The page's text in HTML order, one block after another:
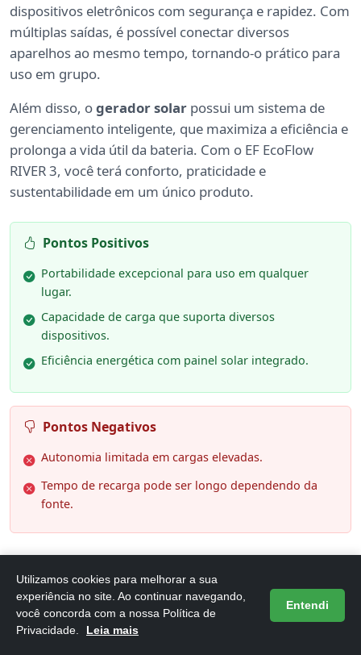
dispositivos eletrônicos com segurança e rapidez. Com
múltiplas saídas, é possível conectar diversos
aparelhos ao mesmo tempo, tornando-o prático para
uso em grupo.
Além disso, ogerador solar possui um sistema de
gerenciamento inteligente, que maximiza a eficiência e
prolonga a vida útil da bateria. Com o EF EcoFlow
RIVER 3, você terá conforto, praticidade e
sustentabilidade em um único produto.
Pontos Positivos
Portabilidade excepcional para uso em qualquer
lugar.
Capacidade de carga que suporta diversos
dispositivos.
Eficiência energética com painel solar integrado.
Pontos Negativos
Autonomia limitada em cargas elevadas.
Tempo de recarga pode ser longo dependendo da
fonte.
6. Gerador de Energia Solar Portatil,
Utilizamos cookies para melhorar a sua
experiência no site. Ao continuar navegando,
você concorda com a nossa Política de
Privacidade.
Leia mais
Entendi